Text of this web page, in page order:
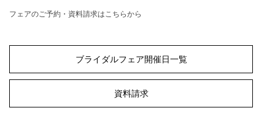
フェアのご予約・資料請求はこちらから
ブライダルフェア開催日一覧
資料請求